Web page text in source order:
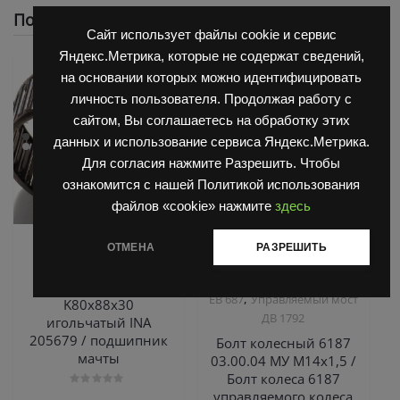
Сайт использует файлы cookie и сервис
Яндекс.Метрика, которые не содержат сведений,
на основании которых можно идентифицировать
личность пользователя. Продолжая работу с
сайтом, Вы соглашаетесь на обработку этих
данных и использование сервиса Яндекс.Метрика.
Для согласия нажмите Разрешить. Чтобы
ознакомится с нашей Политикой использования
файлов «cookie» нажмите здесь
ОТМЕНА РАЗРЕШИТЬ
Похожие
Запчасти Балканкар
K80х88х30
игольчатый INA
205679 / подшипник
мачты
Запчасти Балканкар
Погрузчик ДВ 1792, 1788,
ЕВ 687,Управляемый мост
ДВ 1792
Болт колесный 6187
03.00.04 МУ М14х1,5 /
Болт колеса 6187
управляемого колеса